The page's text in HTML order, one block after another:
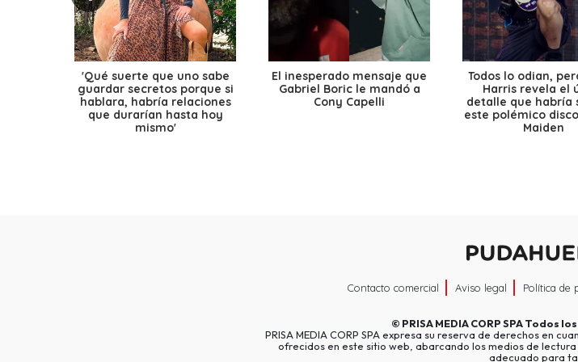
'Qué suerte que uno sabe
guardar secretos porque si
hablara, habría relaciones
que durarían hasta hoy
mismo'
El inesperado mensaje que
Gabriel Boric le mandó a
Cony Capelli
Todos lo odian,
Harris revela el
detalle que habría
este polémico
Maiden
Contacto comercial Aviso legal Política de
© PRISA MEDIA CORP SPATodos
PRISA MEDIA CORP SPA expresa su reserva de derechos en
ofrecidos en este sitio web, abarcando los medios de
adecuado para